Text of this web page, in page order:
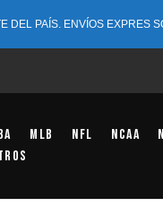
DEL PAÍS. ENVÍOS EXPRES
MLB NFL NCAA